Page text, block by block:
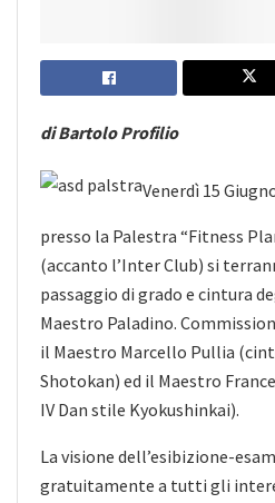
di Bartolo Profilio
Venerdì 15
presso la Palestra “Fitness
(accanto l’Inter Club) si
passaggio di grado e cintura
Maestro Paladino.
il Maestro Marcello Pullia
Shotokan) ed il Maestro
IV Dan stile Kyokushinkai).
La visione dell’esibizione-
gratuitamente a tutti gli